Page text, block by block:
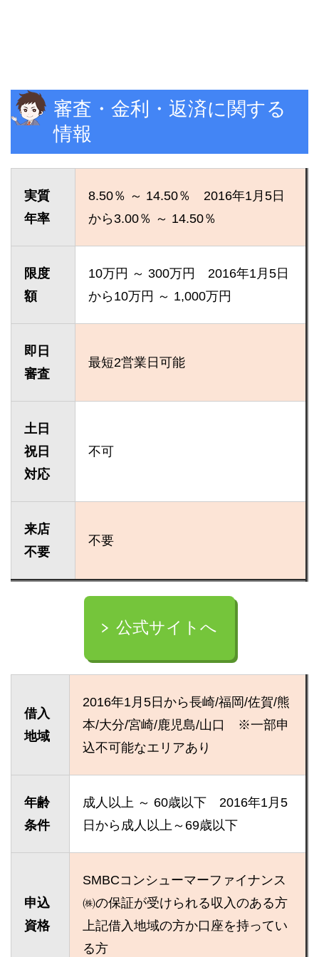
審査・金利・返済に関する
情報
実質
年率
8.50％ ～ 14.50％ 2016年1月5日
から3.00％ ～ 14.50％
限度
額
10万円 ～ 300万円 2016年1月5日
から10万円 ～ 1,000万円
即日
審査
最短2営業日可能
土日
祝日
対応
不可
来店
不要
不要
公式サイトへ
借入
地域
2016年1月5日から長崎/福岡/佐賀/熊
本/大分/宮崎/鹿児島/山口 ※一部申
込不可能なエリアあり
年齢
条件
成人以上 ～ 60歳以下 2016年1月5
日から成人以上～69歳以下
申込
資格
SMBCコンシューマーファイナンス
㈱の保証が受けられる収入のある方
上記借入地域の方か口座を持ってい
る方